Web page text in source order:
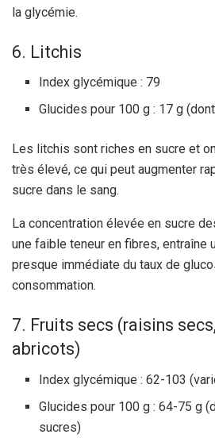
la glycémie.
6. Litchis
Index glycémique : 79
Glucides pour 100 g : 17 g
Les litchis sont riches en sucre et
très élevé, ce qui peut augmenter
sucre dans le sang.
La concentration élevée en sucre
une faible teneur en fibres, entraîne
presque immédiate du taux de
consommation.
7. Fruits secs (raisins
abricots)
Index glycémique : 62-103
Glucides pour 100 g : 64-75 g
sucres)